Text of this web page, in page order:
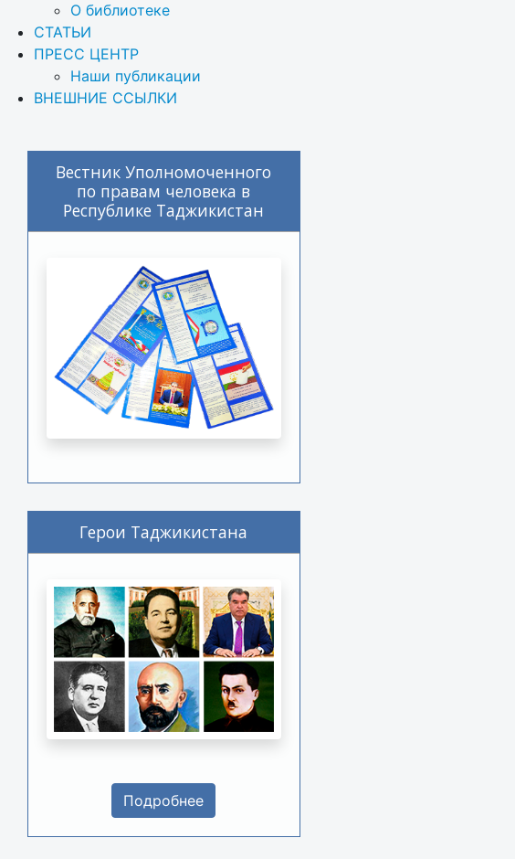
О библиотеке
СТАТЬИ
ПРЕСС ЦЕНТР
Наши публикации
ВНЕШНИЕ ССЫЛКИ
Вестник Уполномоченного
по правам человека в
Республике Таджикистан
Герои Таджикистана
Подробнее